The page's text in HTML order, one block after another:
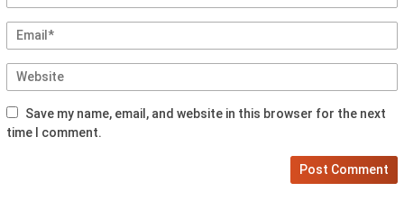
Save my name, email, and website in this browser for the next
time I comment.